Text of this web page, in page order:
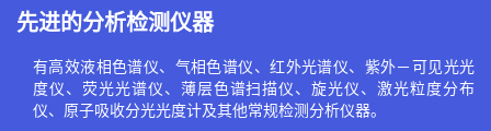
先进的分析检测仪器
有高效液相色谱仪、气相色谱仪、红外光谱仪、紫外－可见光光
度仪、荧光光谱仪、薄层色谱扫描仪、旋光仪、激光粒度分布
仪、原子吸收分光光度计及其他常规检测分析仪器。